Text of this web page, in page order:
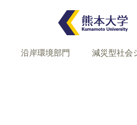
沿岸環境部門 減災型社会